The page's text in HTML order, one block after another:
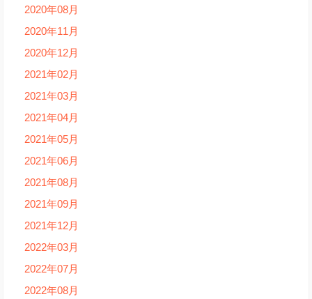
2020年08月
2020年11月
2020年12月
2021年02月
2021年03月
2021年04月
2021年05月
2021年06月
2021年08月
2021年09月
2021年12月
2022年03月
2022年07月
2022年08月